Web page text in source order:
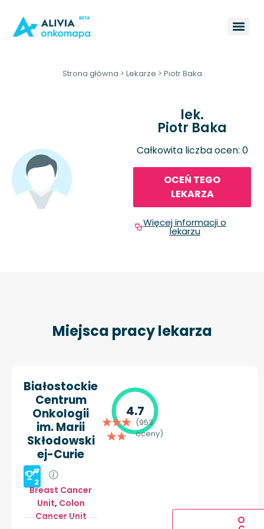
Strona główna > Lekarze > Piotr Baka
lek.
Piotr Baka
Całkowita liczba ocen: 0
OCEŃ TEGO
LEKARZA
Więcej informacji o
lekarzu
Miejsca pracy lekarza
Białostockie
Centrum
Onkologii
im. Marii
Skłodowski
ej-Curie
#
2
Breast Cancer
Unit, Colon
Cancer Unit
4.7
(953
oceny)
O